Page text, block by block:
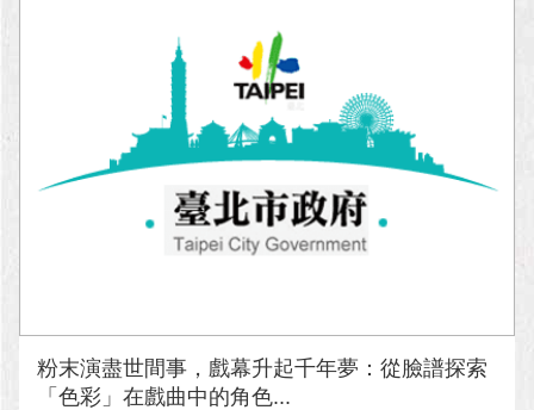
粉末演盡世間事，戲幕升起千年夢：從臉譜探索
「色彩」在戲曲中的角色...